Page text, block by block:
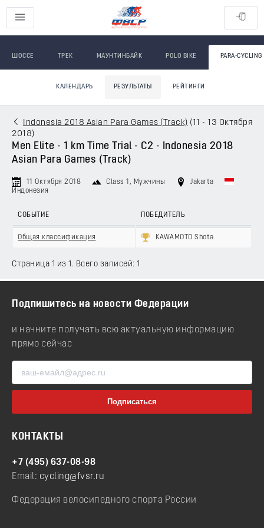
ШОССЕ ТРЕК МАУНТИНБАЙК POLO BIKE PARA-CYCLING
КАЛЕНДАРЬ РЕЗУЛЬТАТЫ РЕЙТИНГИ
Indonesia 2018 Asian Para Games (Track) (11 - 13 Октября
2018)
Men Elite - 1 km Time Trial - C2 - Indonesia 2018
Asian Para Games (Track)
11 Октября 2018 Class 1 , Мужчины
Jakarta
Индонезия
СОБЫТИЕ ПОБЕДИТЕЛЬ
Общая классификация KAWAMOTO Shota
Страница 1 из 1. Всего записей: 1
Подпишитесь на новости Федерации
и начните получать всю актуальную информацию
прямо сейчас
КОНТАКТЫ
+7 (495) 637-08-98
Email: cycling@fvsr.ru
Федерация велосипедного спорта России